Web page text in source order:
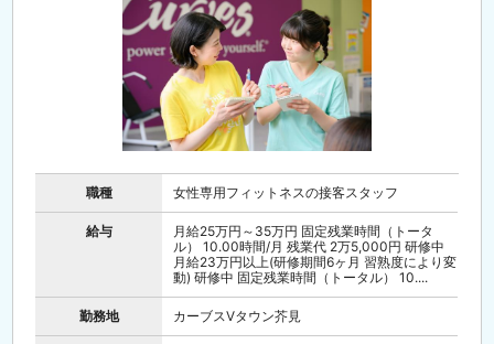
職種 女性専用フィットネスの接客スタッフ
給与
月給25万円～35万円 固定残業時間（トータ
ル） 10.00時間/月 残業代 2万5,000円 研修中
月給23万円以上(研修期間6ヶ月 習熟度により変
動) 研修中 固定残業時間（トータル） 10....
勤務地 カーブスVタウン芥見